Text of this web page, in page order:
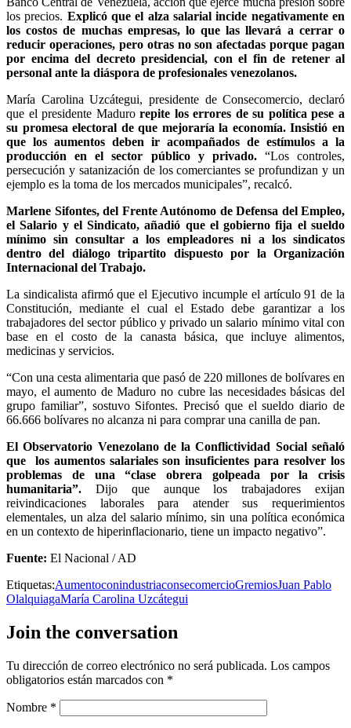
los precios. Explicó que el alza salarial incide negativamente en
los costos de muchas empresas, lo que las llevará a cerrar o
reducir operaciones, pero otras no son afectadas porque pagan
por encima del decreto presidencial, con el fin de retener al
personal ante la diáspora de profesionales venezolanos.
María Carolina Uzcátegui, presidente de Consecomercio, declaró
que el presidente Madurorepite los errores de su política pese a
su promesa electoral de que mejoraría la economía. Insistió en
que los aumentos deben ir acompañados de estímulos a la
producción en el sector público y privado.“Los controles,
persecución y satanización de los comerciantes se profundizan y un
ejemplo es la toma de los mercados municipales”, recalcó.
Marlene Sifontes, del Frente Autónomo de Defensa del Empleo,
el Salario y el Sindicato, añadió que el gobierno fija el sueldo
mínimo sin consultar a los empleadores ni a los sindicatos
dentro del diálogo tripartito dispuesto por la Organización
Internacional del Trabajo.
La sindicalista afirmó que el Ejecutivo incumple el artículo 91 de la
Constitución, mediante el cual el Estado debe garantizar a los
trabajadores del sector público y privado un salario mínimo vital con
base en el costo de la canasta básica, que incluye alimentos,
medicinas y servicios.
“Con una cesta alimentaria que pasó de 220 millones de bolívares en
mayo, el aumento de Maduro no cubre las necesidades básicas del
grupo familiar”, sostuvo Sifontes. Precisó que el sueldo diario de
66.666 bolívares no alcanza ni para comprar una canilla de pan.
El Observatorio Venezolano de la Conflictividad Social señaló
que los aumentos salariales son insuficientes para resolver los
problemas de una “clase obrera golpeada por la crisis
humanitaria”. Dijo que aunque los trabajadores exijan
reivindicaciones laborales para atender sus requerimientos
elementales, un alza del salario mínimo, sin una política económica
en un contexto de hiperinflacionario, tiene un impacto negativo”.
Fuente: El Nacional / AD
Etiquetas:AumentoconindustriaconsecomercioGremiosJuan Pablo
OlalquiagaMaría Carolina Uzcátegui
Join the conversation
Tu dirección de correo electrónico no será publicada. Los campos
obligatorios están marcados con *
Nombre *